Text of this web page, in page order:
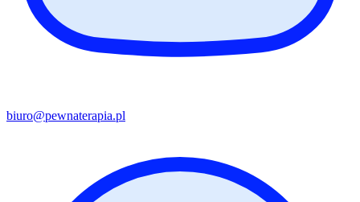
biuro@pewnaterapia.pl